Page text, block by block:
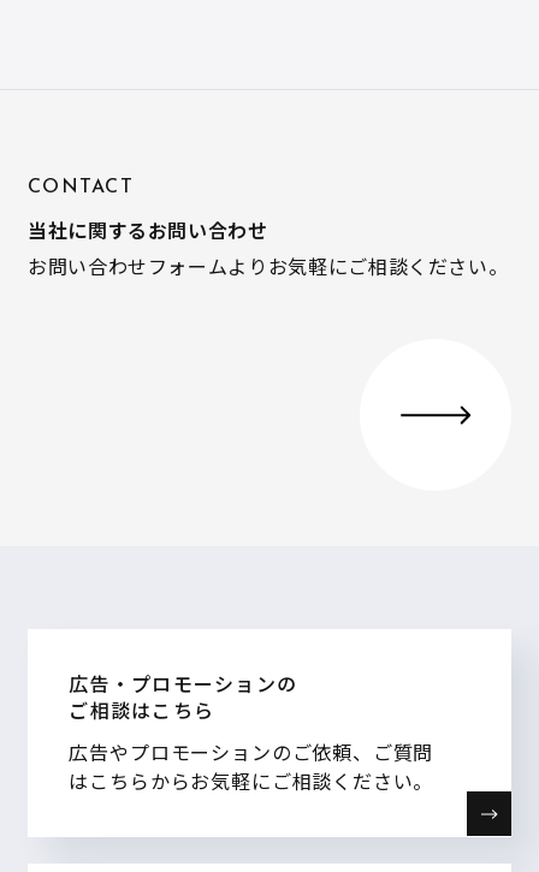
CONTACT
当社に関するお問い合わせ
お問い合わせフォームよりお気軽にご相談ください。
広告・プロモーションの
ご相談はこちら
広告やプロモーションのご依頼、ご質問
はこちらからお気軽にご相談ください。